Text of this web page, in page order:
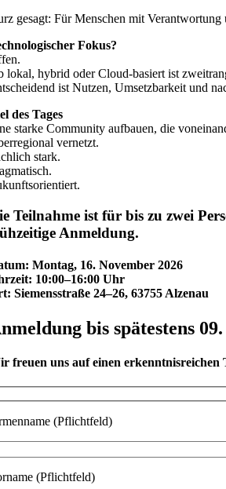
gesagt: Für Menschen mit
Fokus?
lokal, hybrid oder Cloud-basiert ist
ist Nutzen, Umsetzbarkeit und
des Tages
starke Community aufbauen, die
vernetzt.
stark.
Teilnahme ist für bis zu zwei
Anmeldung.
Montag, 16. November 2026
10:00–16:00 Uhr
Siemensstraße 24–26, 63755 Alzenau
bis spätestens
freuen uns auf einen
(Pflichtfeld)
(Pflichtfeld)